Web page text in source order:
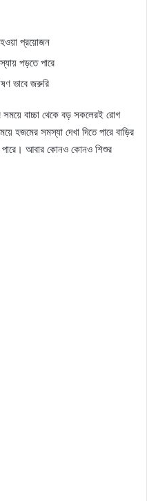
হওয়া প্রয়োজন
পড়তে পারে
ভাবে জরুরি
সময়ে বাচ্চা থেকে বড় সকলেরই রোগ
হজমের সমস্যা দেখা দিতে পারে বাড়ির
পারে। আবার কোনও কোনও শিশুর